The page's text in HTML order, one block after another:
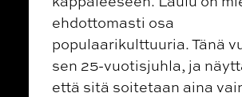
ehdottomasti osa
populaarikulttuuria. Tänä
sen 25-vuotisjuhla, ja
että sitä soitetaan aina